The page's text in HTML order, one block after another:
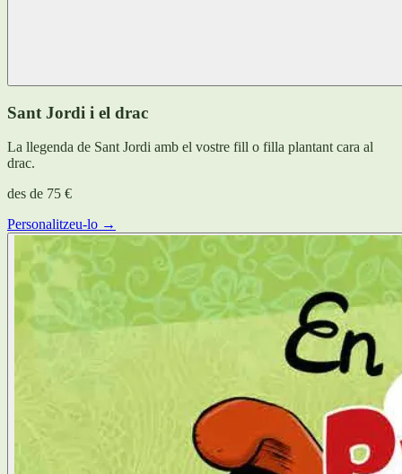
Sant Jordi i el drac
La llegenda de Sant Jordi amb el vostre fill o filla plantant cara al
drac.
des de 75 €
Personalitzeu-lo →